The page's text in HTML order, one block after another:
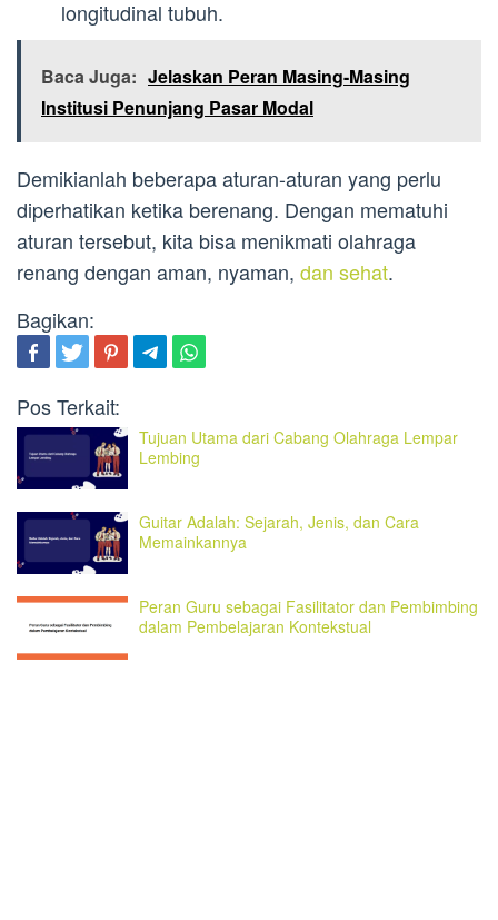
longitudinal tubuh.
Baca Juga: Jelaskan Peran Masing-Masing
Institusi Penunjang Pasar Modal
Demikianlah beberapa aturan-aturan yang perlu
diperhatikan ketika berenang. Dengan mematuhi
aturan tersebut, kita bisa menikmati olahraga
renang dengan aman, nyaman, dan sehat.
Bagikan:
Pos Terkait:
Tujuan Utama dari Cabang Olahraga Lempar
Lembing
Guitar Adalah: Sejarah, Jenis, dan Cara
Memainkannya
Peran Guru sebagai Fasilitator dan Pembimbing
dalam Pembelajaran Kontekstual